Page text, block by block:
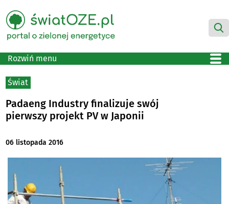
Rozwiń menu
Świat
Padaeng Industry finalizuje swój
pierwszy projekt PV w Japonii
06 listopada 2016